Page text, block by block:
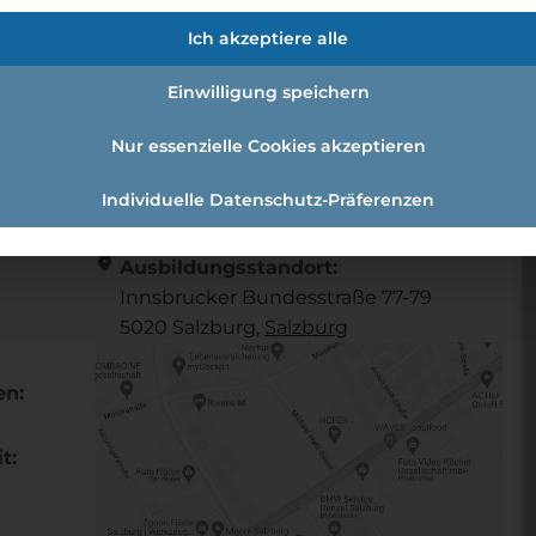
- 4 Lehrjahre (m/w/x)
- 4 Lehrjahre (m/w/x)
location_on Ausbildungsstandort:
Innsbrucker Bundesstraße 77-79
5020 Salzburg, Salzburg
Ich akzeptiere alle
Einwilligung speichern
Nur essenzielle Cookies akzeptieren
Individuelle Datenschutz-Präferenzen